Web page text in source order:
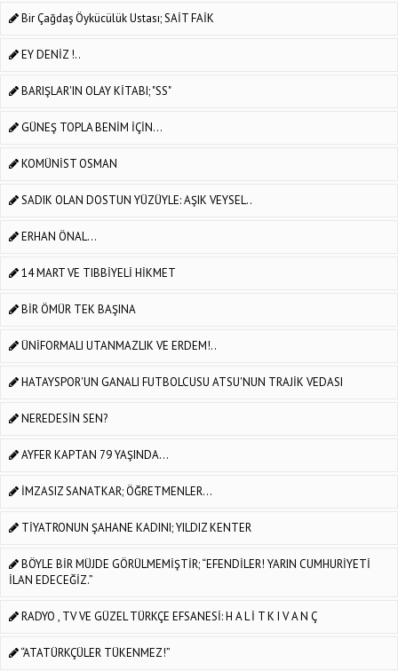
Bir Çağdaş Öykücülük Ustası; SAİT FAİK
EY DENİZ !..
BARIŞLAR'IN OLAY KİTABI; "SS"
GÜNEŞ TOPLA BENİM İÇİN…
KOMÜNİST OSMAN
SADIK OLAN DOSTUN YÜZÜYLE: AŞIK VEYSEL..
ERHAN ÖNAL...
14 MART VE TIBBİYELİ HİKMET
BİR ÖMÜR TEK BAŞINA
ÜNİFORMALI UTANMAZLIK VE ERDEM!..
HATAYSPOR'UN GANALI FUTBOLCUSU ATSU'NUN TRAJİK VEDASI
NEREDESİN SEN?
AYFER KAPTAN 79 YAŞINDA...
İMZASIZ SANATKAR; ÖĞRETMENLER…
TİYATRONUN ŞAHANE KADINI; YILDIZ KENTER
BÖYLE BİR MÜJDE GÖRÜLMEMİŞTİR; “EFENDİLER! YARIN CUMHURİYETİ
İLAN EDECEĞİZ.”
RADYO , TV VE GÜZEL TÜRKÇE EFSANESİ: H A L İ T K I V A N Ç
“ATATÜRKÇÜLER TÜKENMEZ!”